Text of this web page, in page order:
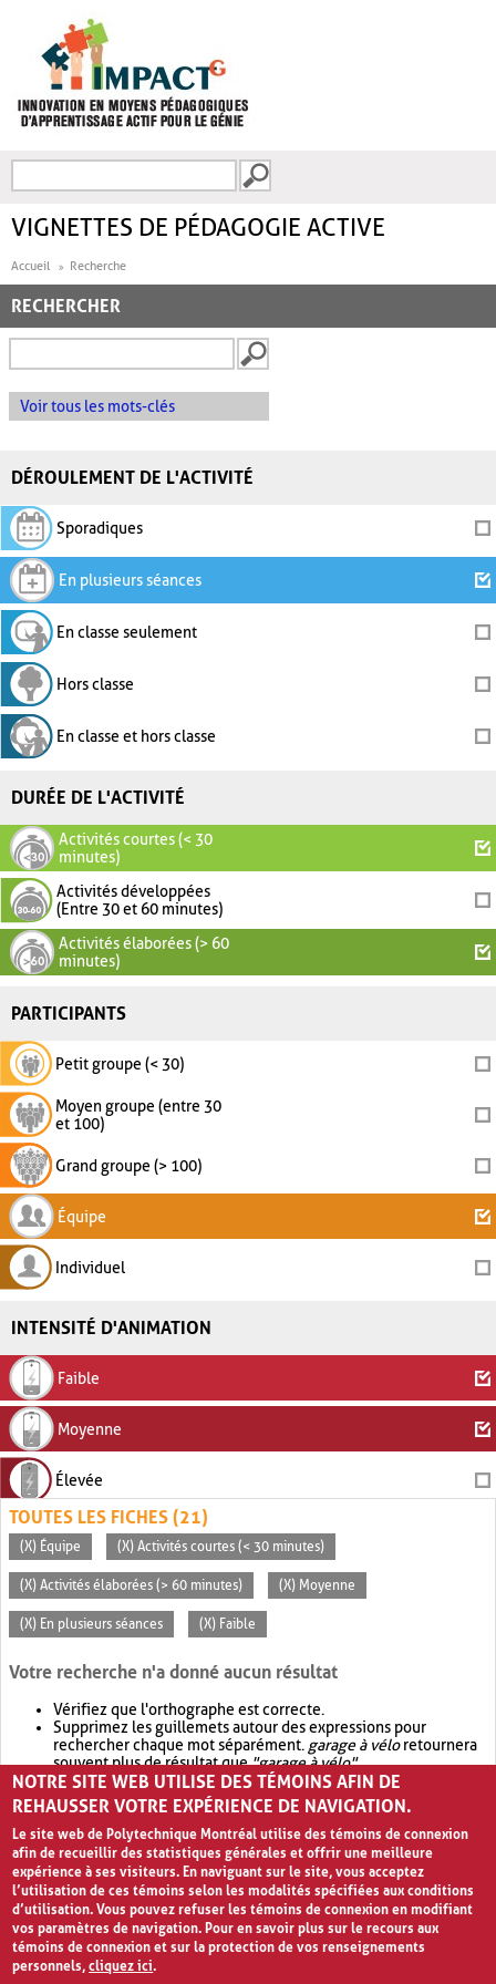
FORMULAIRE DE
VIGNETTES DE PÉDAGOGIE ACTIVE
Accueil Recherche
RECHERCHER
Voir tous les mots-clés
DÉROULEMENT DE L'ACTIVITÉ
Sporadiques
En plusieurs séances
En classe seulement
Hors classe
En classe et hors classe
DURÉE DE L'ACTIVITÉ
Activités courtes (< 30
minutes)
Activités développées
(Entre 30 et 60 minutes)
Activités élaborées (> 60
minutes)
PARTICIPANTS
Petit groupe (< 30)
Moyen groupe (entre 30
et 100)
Grand groupe (> 100)
Équipe
Individuel
INTENSITÉ D'ANIMATION
Faible
Moyenne
Élevée
TOUTES LES FICHES (21)
(X) Équipe (X) Activités courtes (< 30 minutes)
(X) Activités élaborées (> 60 minutes) (X) Moyenne
(X) En plusieurs séances (X) Faible
Votre recherche n'a donné aucun résultat
Vérifiez que l'orthographe est correcte.
Supprimez les guillemets autour des expressions pour
rechercher chaque mot séparément. garage à véloretournera
souvent plus de résultat que"garage à vélo".
Envisagez d'élargir votre recherche avec OR.garage OR vélo
retournera souvent plus de résultat quegarage à vélo
NOTRE SITE WEB UTILISE DES TÉMOINS AFIN DE
REHAUSSER VOTRE EXPÉRIENCE DE NAVIGATION.
Le site web de Polytechnique Montréal utilise des témoins de connexion
afin de recueillir des statistiques générales et offrir une meilleure
expérience à ses visiteurs. En naviguant sur le site, vous acceptez
l’utilisation de ces témoins selon les modalités spécifiées aux conditions
d’utilisation. Vous pouvez refuser les témoins de connexion en modifiant
vos paramètres de navigation. Pour en savoir plus sur le recours aux
témoins de connexion et sur la protection de vos renseignements
personnels,cliquez ici.